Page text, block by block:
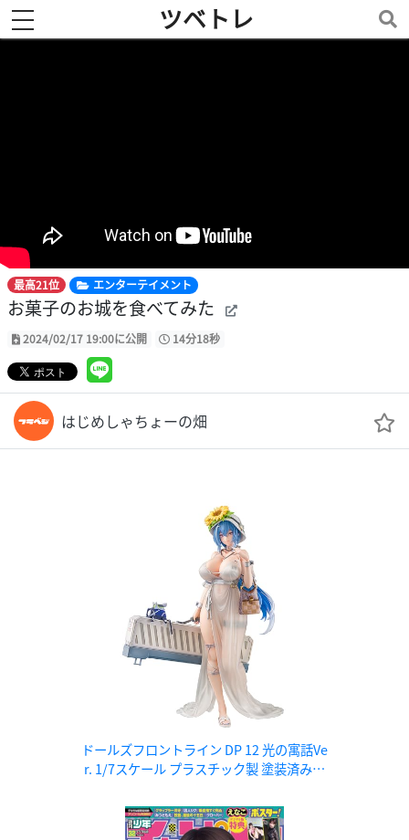
toggle navigation ツベトレ
最高21位 エンターテイメント
お菓子のお城を食べてみた
2024/02/17 19:00に公開 14分18秒
はじめしゃちょーの畑
ドールズフロントライン DP 12 光の寓話Ve
r. 1/7スケール プラスチック製 塗装済み完